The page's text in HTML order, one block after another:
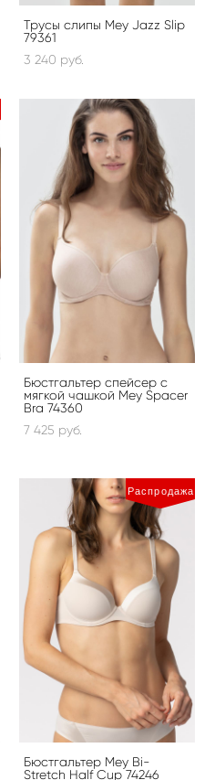
Трусы слипы Mey Jazz Slip
79361
3 240 pуб.
Бюстгальтер спейсер с
мягкой чашкой Mey Spacer
Bra 74360
7 425 pуб.
Распродажа
Бюстгальтер Mey Bi-
Stretch Half Cup 74246